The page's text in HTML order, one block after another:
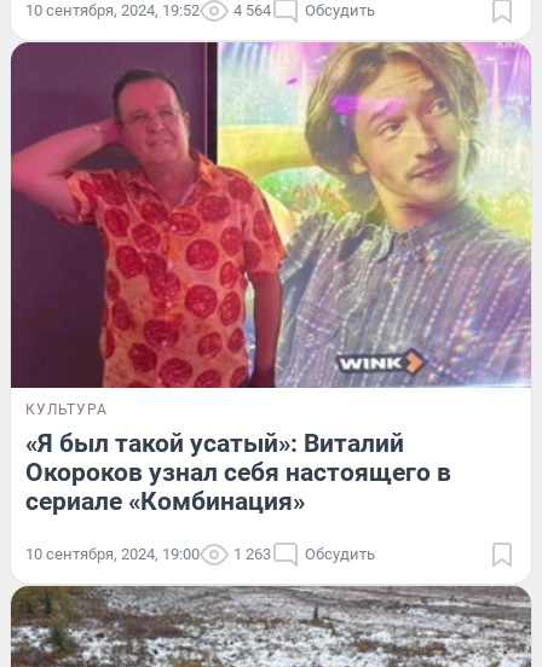
10 сентября, 2024, 19:52 4 564 Обсудить
КУЛЬТУРА
«Я был такой усатый»: Виталий
Окороков узнал себя настоящего в
сериале «Комбинация»
10 сентября, 2024, 19:00 1 263 Обсудить